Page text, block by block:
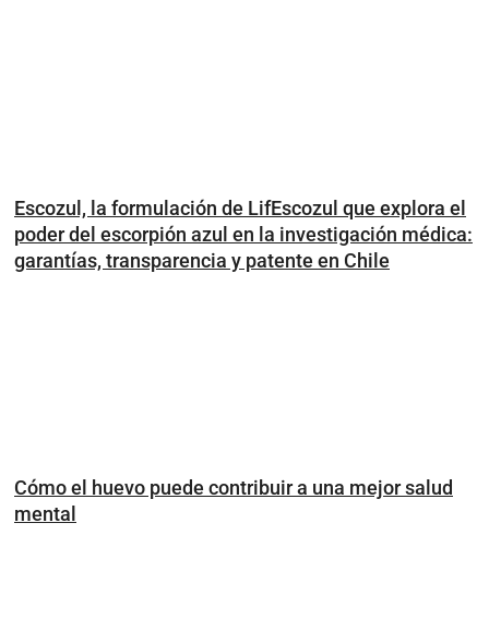
Escozul, la formulación de LifEscozul que explora el
poder del escorpión azul en la investigación médica:
garantías, transparencia y patente en Chile
Cómo el huevo puede contribuir a una mejor salud
mental